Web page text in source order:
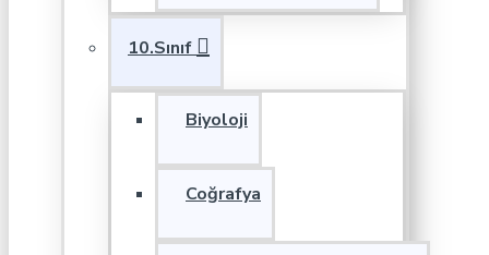
10.Sınıf
Biyoloji
Coğrafya